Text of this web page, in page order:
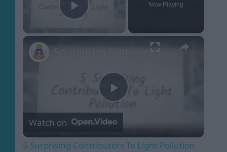
Play Video
Now Playing
×
Play
Video
5 Surprising Contributors To Light Pollution
Watch on
5 Surprising Contributors To Light Pollution